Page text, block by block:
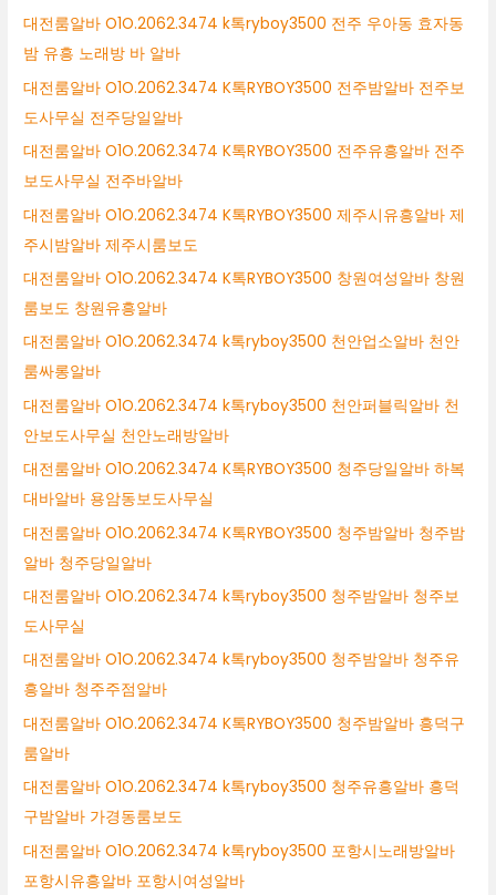
대전룸알바 O1O.2062.3474 k톡ryboy3500 전주 우아동 효자동
밤 유흥 노래방 바 알바
대전룸알바 O1O.2062.3474 K톡RYBOY3500 전주밤알바 전주보
도사무실 전주당일알바
대전룸알바 O1O.2062.3474 K톡RYBOY3500 전주유흥알바 전주
보도사무실 전주바알바
대전룸알바 O1O.2062.3474 K톡RYBOY3500 제주시유흥알바 제
주시밤알바 제주시룸보도
대전룸알바 O1O.2062.3474 K톡RYBOY3500 창원여성알바 창원
룸보도 창원유흥알바
대전룸알바 O1O.2062.3474 k톡ryboy3500 천안업소알바 천안
룸싸롱알바
대전룸알바 O1O.2062.3474 k톡ryboy3500 천안퍼블릭알바 천
안보도사무실 천안노래방알바
대전룸알바 O1O.2062.3474 K톡RYBOY3500 청주당일알바 하복
대바알바 용암동보도사무실
대전룸알바 O1O.2062.3474 K톡RYBOY3500 청주밤알바 청주밤
알바 청주당일알바
대전룸알바 O1O.2062.3474 k톡ryboy3500 청주밤알바 청주보
도사무실
대전룸알바 O1O.2062.3474 k톡ryboy3500 청주밤알바 청주유
흥알바 청주주점알바
대전룸알바 O1O.2062.3474 K톡RYBOY3500 청주밤알바 흥덕구
룸알바
대전룸알바 O1O.2062.3474 k톡ryboy3500 청주유흥알바 흥덕
구밤알바 가경동룸보도
대전룸알바 O1O.2062.3474 k톡ryboy3500 포항시노래방알바
포항시유흥알바 포항시여성알바